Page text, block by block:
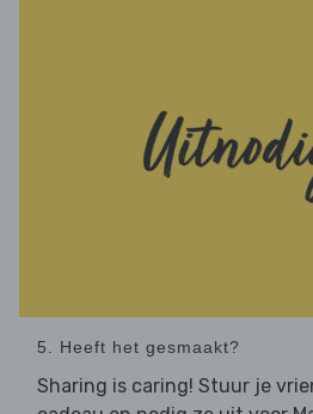
5. Heeft het gesmaakt?
Sharing is caring! Stuur je